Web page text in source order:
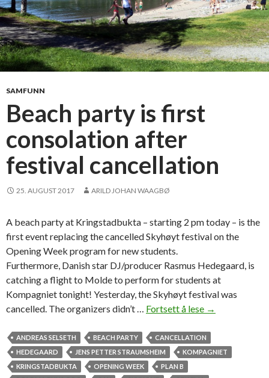
SAMFUNN
Beach party is first
consolation after
festival cancellation
25. AUGUST 2017 ARILD JOHAN WAAGBØ
A beach party at Kringstadbukta – starting 2 pm today – is the
first event replacing the cancelled Skyhøyt festival on the
Opening Week program for new students.
Furthermore, Danish star DJ/producer Rasmus Hedegaard, is
catching a flight to Molde to perform for students at
Kompagniet tonight! Yesterday, the Skyhøyt festival was
cancelled. The organizers didn’t … Fortsett å lese B
c
→
ANDREAS SELSETH BEACH PARTY
CANCELLATION
HEDEGAARD
JENS PETTER STRAUMSHEIM
KOMPAGNIET
KRINGSTADBUKTA
OPENING WEEK
PLAN B